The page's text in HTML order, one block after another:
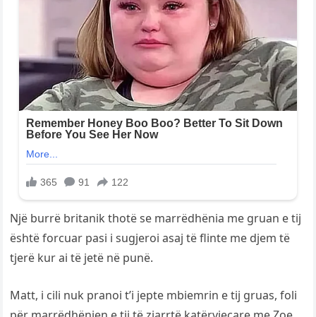
Një burrë britanik thotë se marrëdhënia me gruan e tij
është forcuar pasi i sugjeroi asaj të flinte me djem të
tjerë kur ai të jetë në punë.
Matt, i cili nuk pranoi t’i jepte mbiemrin e tij gruas, foli